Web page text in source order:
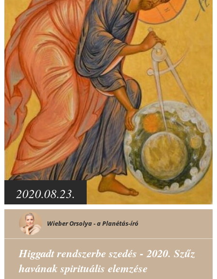
2020.08.23.
Wieber Orsolya - a Planétás-író
Higgadt rendszerbe szedés - 2020. Szűz
havának spirituális elemzése